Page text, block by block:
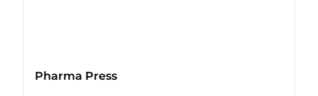
Pharma Press